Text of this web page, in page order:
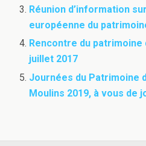
Réunion d’information
européenne du
Rencontre du patrimoine
juillet 2017
Journées du Patrimoine
Moulins 2019, à vous de